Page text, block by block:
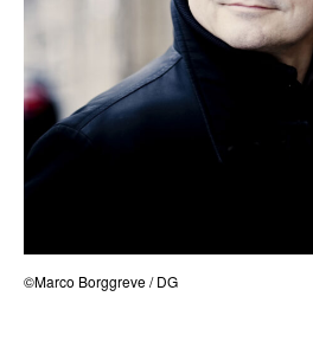
©Marco Borggreve / DG